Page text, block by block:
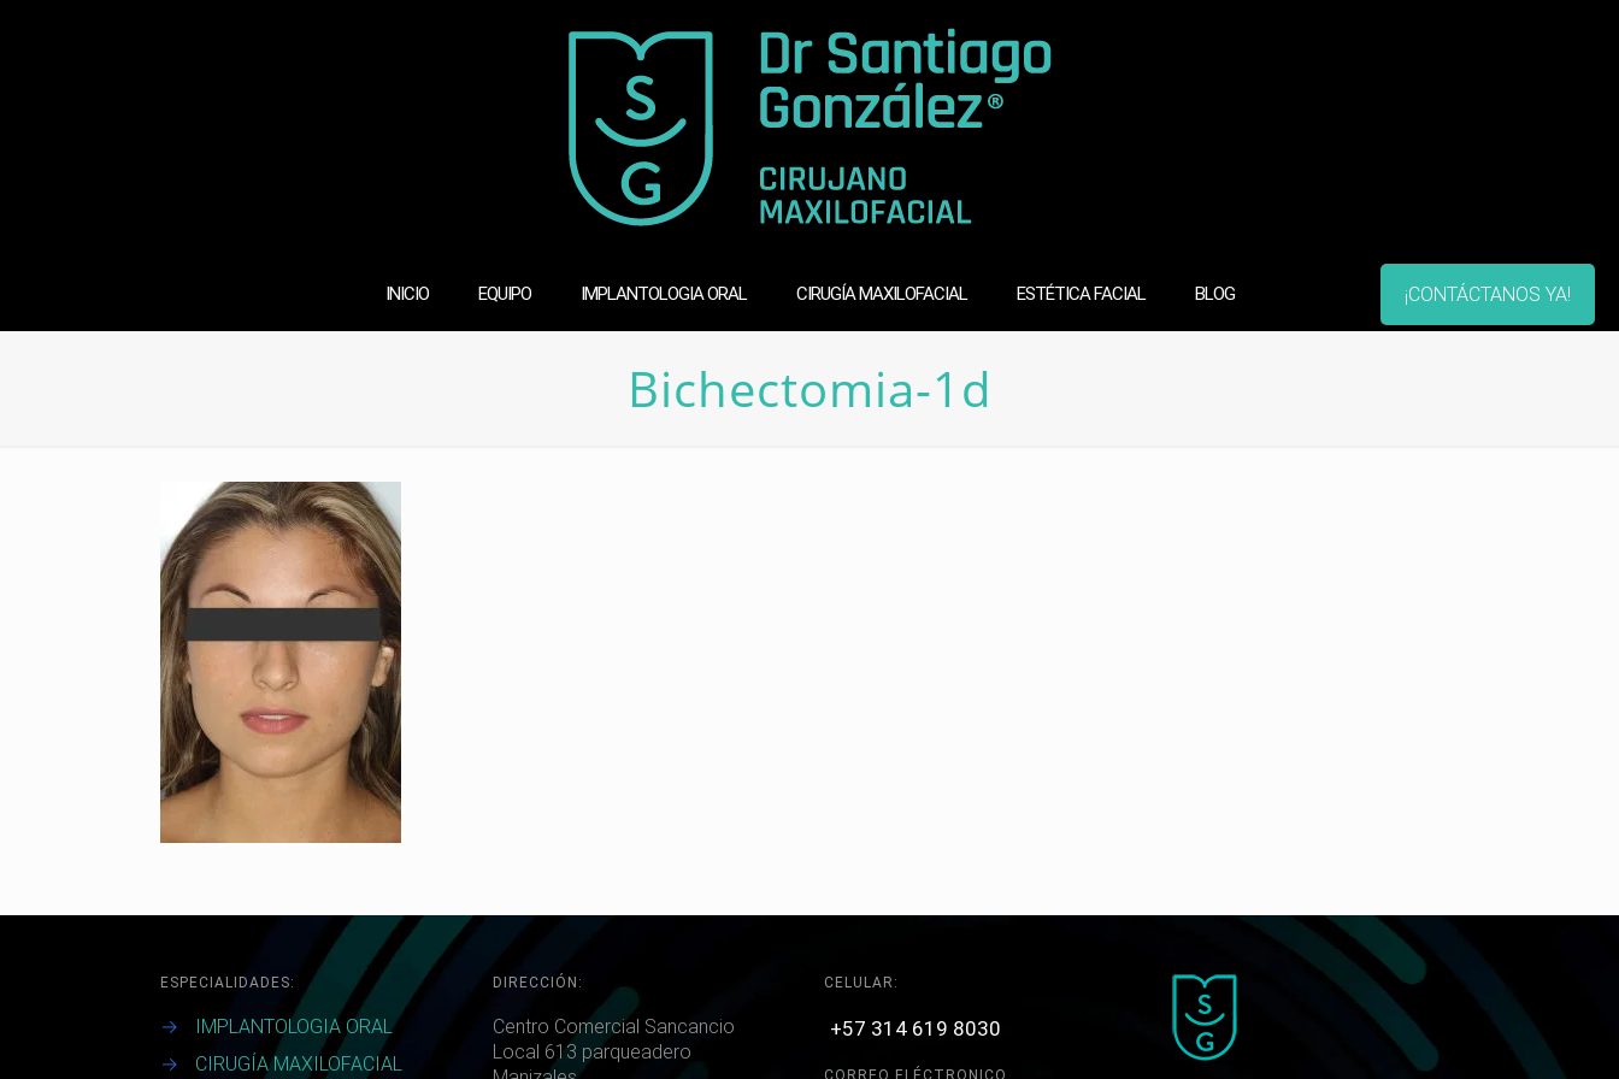
INICIO EQUIPO IMPLANTOLOGIA ORAL CIRUGÍA MAXILOFACIAL ESTÉTICA FACIAL BLOG ¡CONTÁCTANOS YA!
Bichectomia-1d
ESPECIALIDADES:
→
IMPLANTOLOGIA ORAL
→
CIRUGÍA MAXILOFACIAL
DIRECCIÓN:
Centro Comercial Sancancio
Local 613 parqueadero
CELULAR:
+57 314 619 8030
CORREO ELÉCTRONICO